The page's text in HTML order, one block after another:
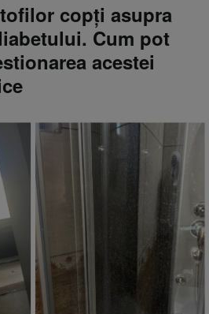
copți asupra
Cum pot
acestei